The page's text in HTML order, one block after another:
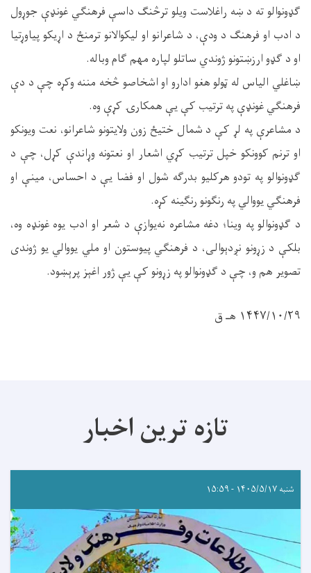
ګډونوالو ته د ښه راغلاست ویلو ترڅنګ داسې فرهنګي غونډې جوړول
د ادب او فرهنګ د ودې، د شاعرانو او لیکوالانو ترمنځ د اړیکو پیاوړتیا
او د ګډو ارزښتونو ژوندي ساتلو لپاره مهم ګام وباله.
ښاغلي الیاس له ټولو هغو ادارو او اشخاصو څخه مننه وکړه چې د دې
فرهنګي غونډې په ترتیب کې یې همکارۍ کړې وه.
د مشاعرې په لړ کې د شمال ختیځ زون ولایتونو شاعرانو، نعت ویونکو
او ترنم کوونکو خپل ترتیب کړي اشعار او نعتونه وړاندې کړل، چې د
ګډونوالو په تودو هرکليو بدرګه شول او فضا یې د احساس، مینې او
فرهنګي یووالي په رنګونو رنګینه کړه.
د ګډونوالو په وینا؛ دغه مشاعره نه‌یوازې د شعر او ادب یوه غونډه وه،
بلکې د زړونو نږدېوالی، د فرهنګي پیوستون او ملي یووالي یو ژوندی
تصویر هم و، چې د ګډونوالو په زړونو کې یې ژور اغېز پرېښود.
۱۴۴۷/۱۰/۲۹ هـ ق
تازه ترین اخبار
شنبه ۱۴۰۵/۵/۱۷ - ۱۵:۵۹